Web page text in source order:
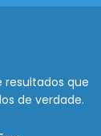
resultados que
de verdade.